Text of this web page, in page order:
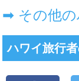
➡ その他の
ハワイ旅行